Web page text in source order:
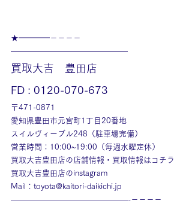
★━━━━－－－－
———————————————
買取大吉　豊田店
FD : 0120-070-673
〒471-0871
愛知県豊田市元宮町1丁目20番地
スイルヴィーブル248（駐車場完備）
営業時間：10:00~19:00（毎週水曜定休）
買取大吉豊田店の店舗情報・買取情報はコチラ
買取大吉豊田店のinstagram
Mail：toyota@kaitori-daikichi.jp
———————————————-－－－－